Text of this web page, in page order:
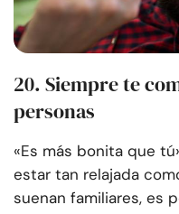
20. Siempre te
personas
«Es más bonita que
estar tan relajada
suenan familiares, es